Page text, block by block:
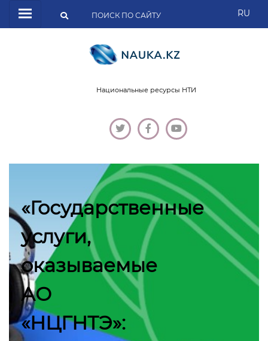
RU
Национальные ресурсы НТИ
«Государственные
услуги,
оказываемые
АО
«НЦГНТЭ»: